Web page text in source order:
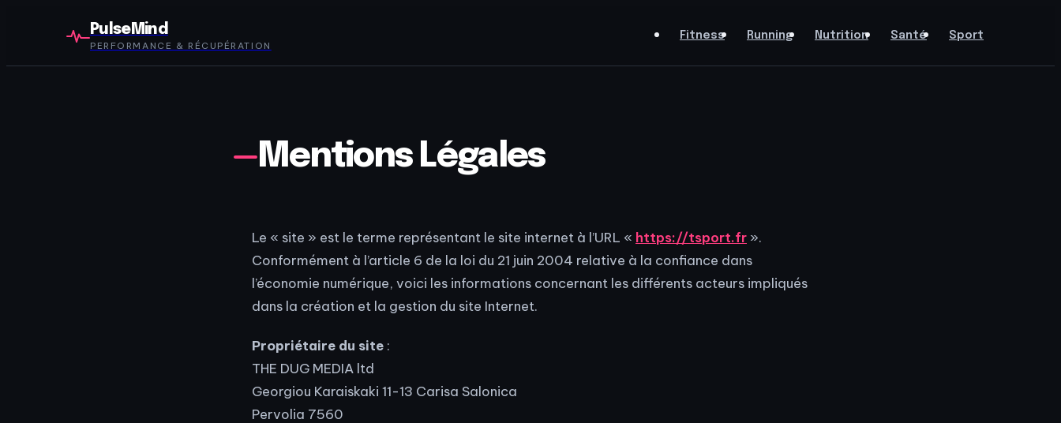
PulseMind
PERFORMANCE & RÉCUPÉRATION
Fitness Running Nutrition Santé Sport
Mentions Légales
Le « site » est le terme représentant le site internet à l’URL « https://tsport.fr ».
Conformément à l’article 6 de la loi du 21 juin 2004 relative à la confiance dans
l’économie numérique, voici les informations concernant les différents acteurs impliqués
dans la création et la gestion du site Internet.
Propriétaire du site :
THE DUG MEDIA ltd
Georgiou Karaiskaki 11-13 Carisa Salonica
Pervolia 7560